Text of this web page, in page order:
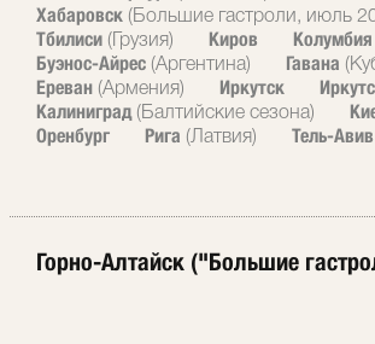
Хабаровск (Большие гастроли, июль
Тбилиси (Грузия) Киров
Буэнос-Айрес (Аргентина) Гавана
Ереван (Армения) Иркутск
Калиниград (Балтийские сезона)
Оренбург
Рига (Латвия) Тель-
Горно-Алтайск ("Большие